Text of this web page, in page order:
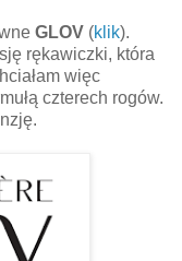
GLOV (klik).
rękawiczki, która
więc
czterech rogów.